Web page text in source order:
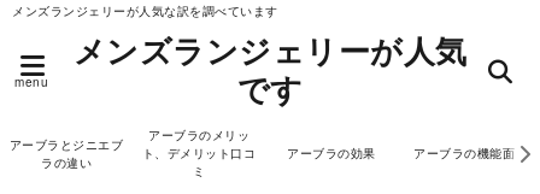
メンズランジェリーが人気な訳を調べています
menu
メンズランジェリーが人気
です
アーブラとジニエブ
ラの違い
アーブラのメリッ
ト、デメリット口コ
ミ
アーブラの効果 アーブラの機能面